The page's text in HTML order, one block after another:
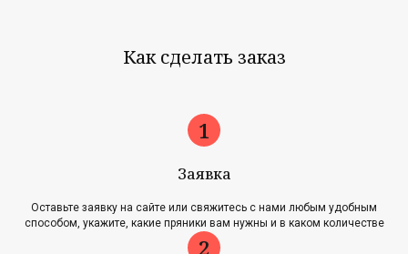
Как сделать заказ
Заявка
Оставьте заявку на сайте или свяжитесь с нами любым удобным
способом, укажите, какие пряники вам нужны и в каком количестве